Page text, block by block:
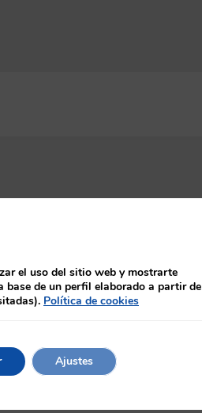
el uso del sitio web y mostrarte
base de un perfil elaborado a partir de
Política de cookies
Ajustes